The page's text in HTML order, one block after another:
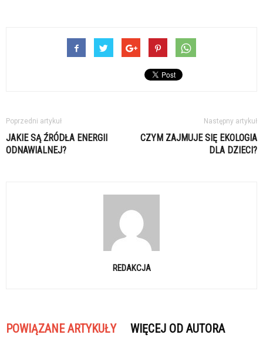
Poprzedni artykuł
JAKIE SĄ ŹRÓDŁA ENERGII
ODNAWIALNEJ?
Następny artykuł
CZYM ZAJMUJE SIĘ EKOLOGIA
DLA DZIECI?
REDAKCJA
POWIĄZANE ARTYKUŁY WIĘCEJ OD AUTORA